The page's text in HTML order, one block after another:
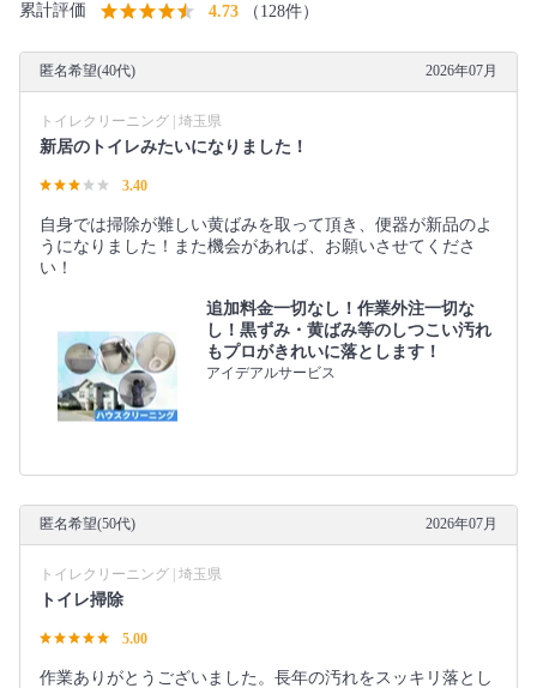
累計評価 4.73 （128件）
匿名希望(40代) 2026年07月
トイレクリーニング | 埼玉県
新居のトイレみたいになりました！
3.40
自身では掃除が難しい黄ばみを取って頂き、便器が新品のよ
うになりました！また機会があれば、お願いさせてくださ
い！
追加料金一切なし！作業外注一切な
し！黒ずみ・黄ばみ等のしつこい汚れ
もプロがきれいに落とします！
アイデアルサービス
匿名希望(50代) 2026年07月
トイレクリーニング | 埼玉県
トイレ掃除
5.00
作業ありがとうございました。長年の汚れをスッキリ落とし